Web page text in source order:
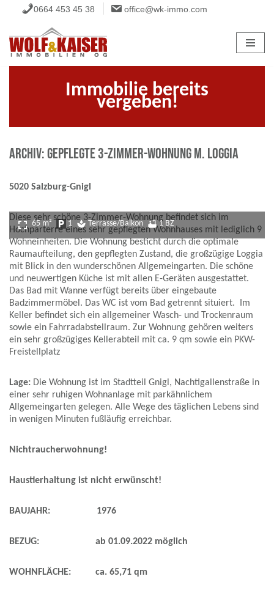
Inhalt
springen
0664 453 45 38 office@wk-immo.com
Immobilie bereits
vergeben!
ARCHIV: Gepflegte 3-Zimmer-Wohnung m. Loggia
5020 Salzburg-Gnigl
fullscreen 65 m² local_parking 1 spa Terrasse/Balkon bathtub 1 BZ
Diese sehr schöne 3-Zimmer-Wohnung befindet sich im
Hochparterre eines sehr gepflegten Wohnhauses mit lediglich 9
Wohneinheiten. Die Wohnung besticht durch die optimale
Raumaufteilung, den gepflegten Zustand, die großzügige Loggia
mit Blick in den wunderschönen Allgemeingarten. Die schöne
und neuwertigen Küche ist mit allen E-Geräten ausgestattet.
Das Bad mit Wanne verfügt bereits über eingebaute
Badzimmermöbel. Das WC ist vom Bad getrennt situiert. Im
Keller befindet sich ein allgemeiner Wasch- und Trockenraum
sowie ein Fahrradabstellraum. Zur Wohnung gehören weiters
ein sehr großzügiges Kellerabteil mit ca. 9 qm sowie ein PKW-
Freistellplatz
Lage: Die Wohnung ist im Stadtteil Gnigl, Nachtigallenstraße in
einer sehr ruhigen Wohnanlage mit parkähnlichem
Allgemeingarten gelegen. Alle Wege des täglichen Lebens sind
in wenigen Minuten fußläufig erreichbar.
Nichtraucherwohnung!
Haustierhaltung ist nicht erwünscht!
BAUJAHR: 1976
BEZUG: ab 01.09.2022 möglich
WOHNFLÄCHE: ca. 65,71 qm